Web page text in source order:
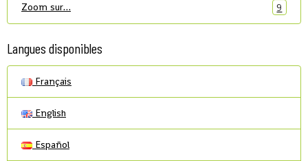
Zoom sur… 9
Langues disponibles
Français
English
Español